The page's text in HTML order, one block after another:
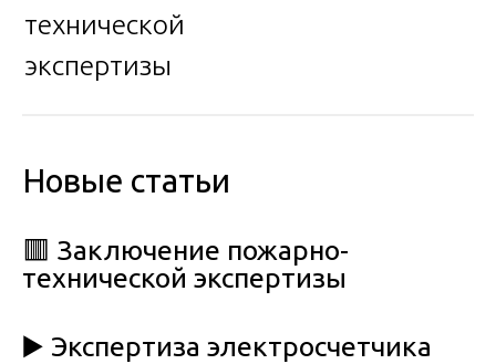
технической
экспертизы
Новые статьи
🟥 Заключение пожарно-
технической экспертизы
▶️ Экспертиза электросчетчика